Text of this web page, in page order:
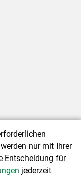
|Barrierefreiheit|
nur mit Ihrer
Entscheidung für
jederzeit